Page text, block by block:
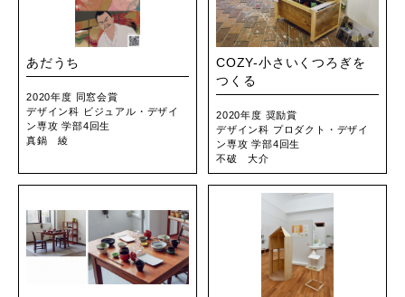
あだうち
2020年度 同窓会賞
デザイン科 ビジュアル・デザイ
ン専攻 学部4回生
真鍋 綾
COZY-小さいくつろぎを
つくる
2020年度 奨励賞
デザイン科 プロダクト・デザイ
ン専攻 学部4回生
不破 大介